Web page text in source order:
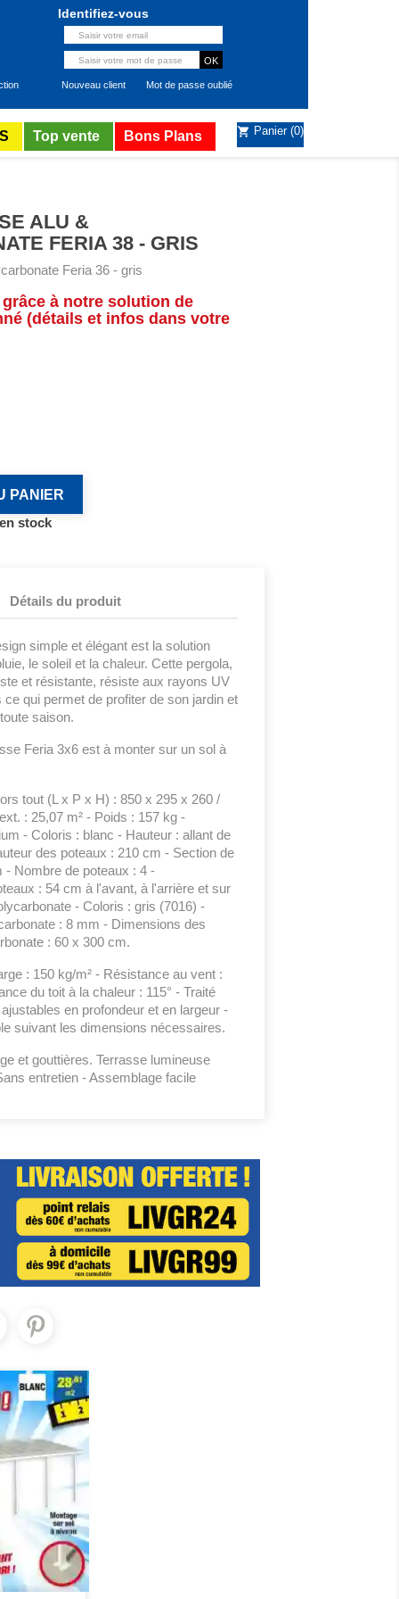
Identifiez-vous
Nouveau client Mot de passe oublié
shopping_cart Panier (0)
Top vente Bons Plans
ALU &
FERIA 38 - GRIS
Feria 36 - gris
à notre solution de
(détails et infos dans votre
PANIER
stock
Détails du produit
simple et élégant est la solution
le soleil et la chaleur. Cette pergola,
et résistante, résiste aux rayons UV
qui permet de profiter de son jardin et
saison.
Feria 3x6 est à monter sur un sol à
tout (L x P x H) : 850 x 295 x 260 /
: 25,07 m² - Poids : 157 kg -
- Coloris : blanc - Hauteur : allant de
des poteaux : 210 cm - Section de
- Nombre de poteaux : 4 -
: 54 cm à l'avant, à l'arrière et sur
- Coloris : gris (7016) -
: 8 mm - Dimensions des
: 60 x 300 cm.
: 150 kg/m² - Résistance au vent :
du toit à la chaleur : 115° - Traité
en profondeur et en largeur -
suivant les dimensions nécessaires.
et gouttières. Terrasse lumineuse
entretien - Assemblage facile